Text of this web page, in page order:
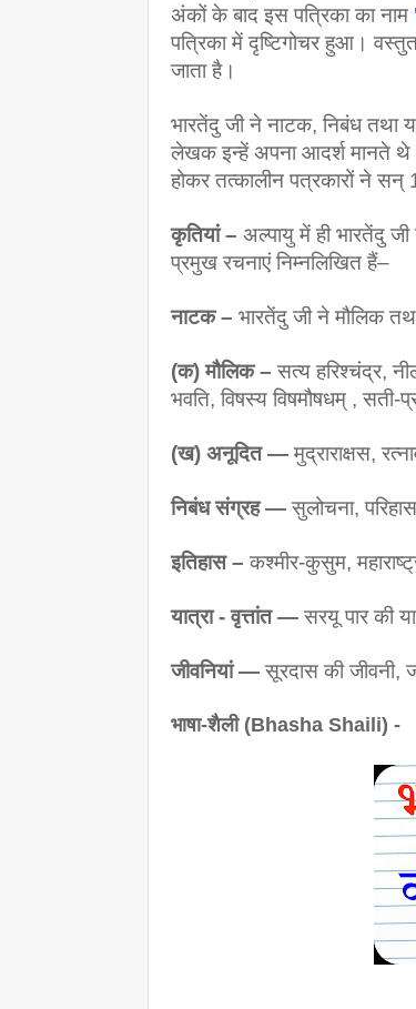
अंकों के बाद इस पत्रिका का नाम
पत्रिका में दृष्टिगोचर हुआ।
जाता है।
भारतेंदु जी ने नाटक, निबंध तथा
लेखक इन्हें अपना आदर्श मानते थे
होकर तत्कालीन पत्रकारों ने सन्
कृतियां – अल्पायु में ही भारतेंदु
प्रमुख रचनाएं निम्नलिखित हैं–
नाटक – भारतेंदु जी ने मौलिक
(क) मौलिक – सत्य हरिश्चंद्र,
भवति, विषस्य विषमौषधम् , सती-
(ख) अनूदित — मुद्राराक्षस,
निबंध संग्रह — सुलोचना,
इतिहास – कश्मीर-कुसुम,
यात्रा - वृत्तांत — सरयू पार की
जीवनियां — सूरदास की जीवनी,
भाषा-शैली (Bhasha Shaili) -